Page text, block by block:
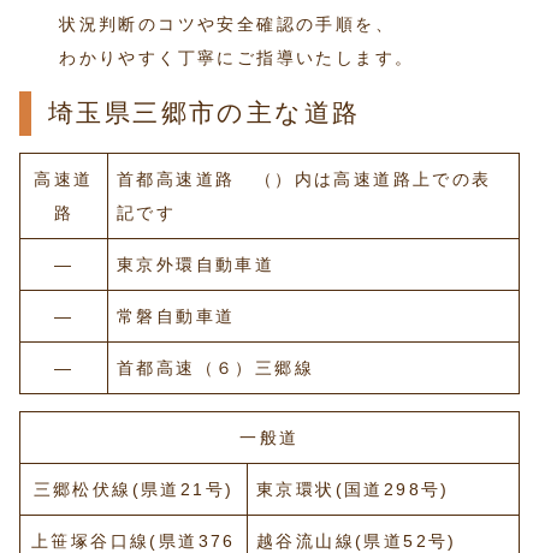
状況判断のコツや安全確認の手順を、
わかりやすく丁寧にご指導いたします。
埼玉県三郷市の主な道路
高速道
路
首都高速道路 （）内は高速道路上での表
記です
― 東京外環自動車道
― 常磐自動車道
― 首都高速（６）三郷線
一般道
三郷松伏線(県道21号) 東京環状(国道298号)
上笹塚谷口線(県道376
越谷流山線(県道52号)